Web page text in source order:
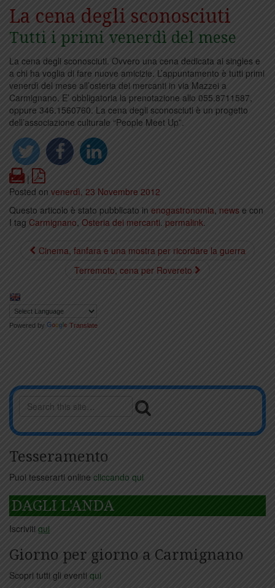
La cena degli sconosciuti
Tutti i primi venerdì del mese
La cena degli sconosciuti. Ovvero una cena dedicata ai singles e
a chi ha voglia di fare nuove amicizie. L’appuntamento è tutti primi
venerdì del mese all’osteria dei mercanti in via Mazzei a
Carmignano. E’ obbligatoria la prenotazione allo 055.8711587,
oppure 346.1560760. La cena degli sconosciuti è un progetto
dell’associazione culturale “People Meet Up”.
Print
|
Posted on venerdì, 23 Novembre 2012
Questo articolo è stato pubblicato in enogastronomia, news e con
I tag Carmignano, Osteria dei mercanti. permalink.
Cinema, fanfara e una mostra per ricordare la guerra
Terremoto, cena per Rovereto
Powered by Translate
Tesseramento
Puoi tesserarti online cliccando qui
DAGLI L'ANDA
Iscriviti qui
Giorno per giorno a Carmignano
Scopri tutti gli eventi qui